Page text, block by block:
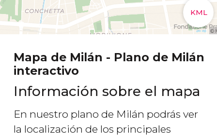
Mapa de Milán - Plano de Milán
interactivo
Información sobre el mapa
En nuestro plano de Milán podrás ver
la localización de los principales